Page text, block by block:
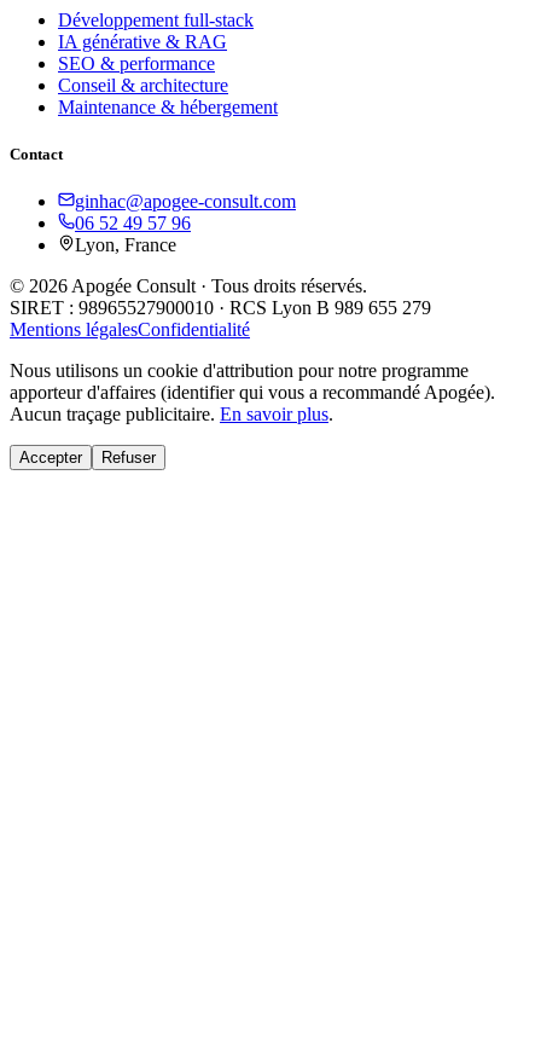
Développement full-stack
IA générative & RAG
SEO & performance
Conseil & architecture
Maintenance & hébergement
Contact
ginhac@apogee-consult.com
06 52 49 57 96
Lyon, France
© 2026 Apogée Consult · Tous droits réservés.
SIRET : 98965527900010 · RCS Lyon B 989 655 279
Mentions légalesConfidentialité
Nous utilisons un cookie d'attribution pour notre programme
apporteur d'affaires (identifier qui vous a recommandé Apogée).
Aucun traçage publicitaire. En savoir plus.
Accepter Refuser